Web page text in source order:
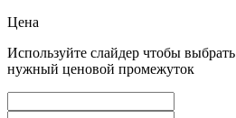
Цена
Используйте слайдер чтобы выбрать
нужный ценовой промежуток